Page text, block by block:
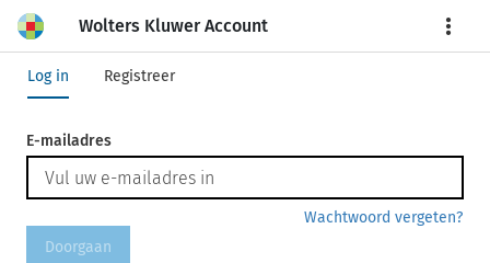
Wolters Kluwer Account More
Log in Registreer
E-mailadres
Wachtwoord vergeten?
Doorgaan